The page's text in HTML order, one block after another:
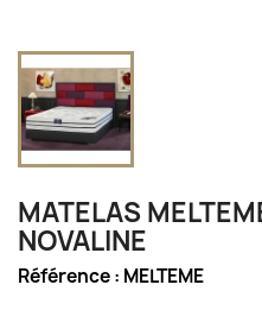
MATELAS
NOVALINE
Référence : MELTEME